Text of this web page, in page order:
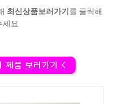
최신상품보러가기 를 클릭해
세요